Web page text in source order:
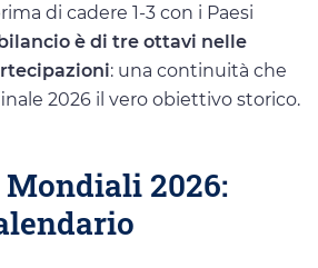
di cadere 1-3 con i Paesi
è di tre ottavi nelle
: una continuità che
2026 il vero obiettivo storico.
2026: